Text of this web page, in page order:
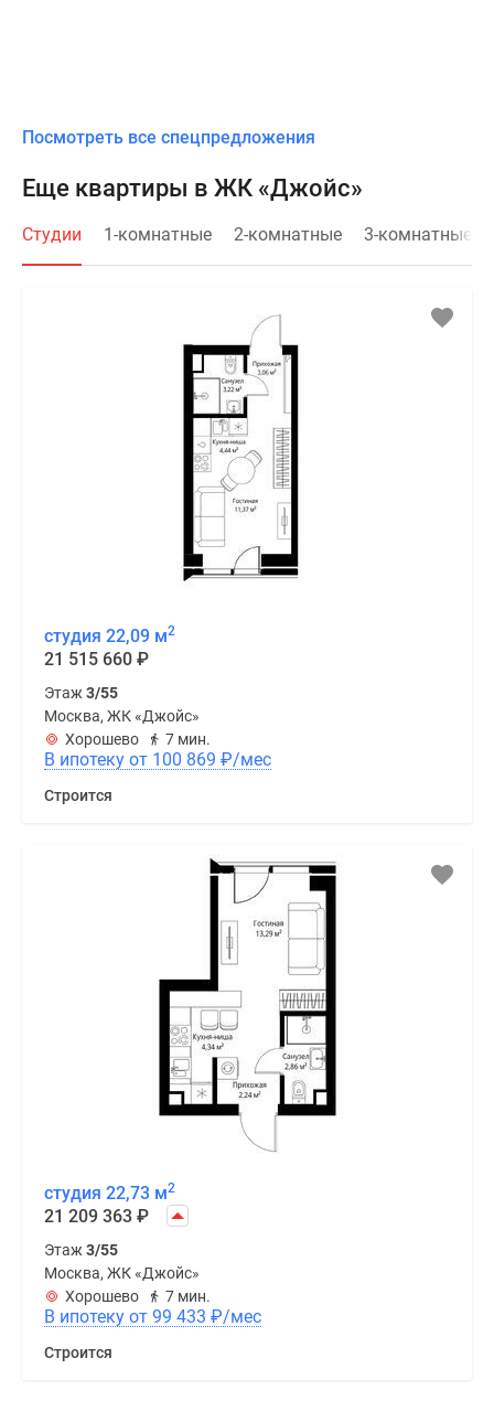
Посмотреть все спецпредложения
Еще квартиры в ЖК «Джойс»
Студии 1-комнатные 2-комнатные 3-комнатные
студия 22,09 м2
21 515 660 ₽
Этаж3/55
Москва, ЖК «Джойс»
Хорошево
7 мин.
В ипотеку от 100 869 ₽/мес
Строится
студия 22,73 м2
21 209 363 ₽
Этаж3/55
Москва, ЖК «Джойс»
Хорошево
7 мин.
В ипотеку от 99 433 ₽/мес
Строится